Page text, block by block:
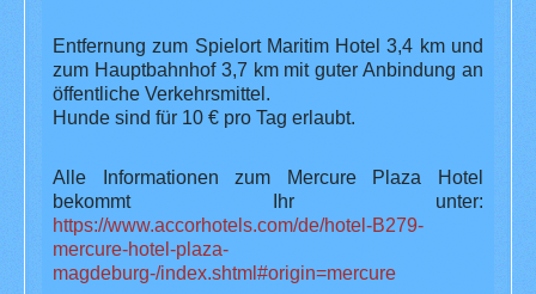
Entfernung zum Spielort Maritim Hotel 3,4 km und
zum Hauptbahnhof 3,7 km mit guter Anbindung an
öffentliche Verkehrsmittel.
Hunde sind für 10 € pro Tag erlaubt.
Alle Informationen zum Mercure Plaza Hotel
bekommt Ihr unter:
https://www.accorhotels.com/de/hotel-B279-
mercure-hotel-plaza-
magdeburg-/index.shtml#origin=mercure